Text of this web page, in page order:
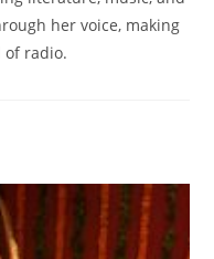
her voice, making
of radio.